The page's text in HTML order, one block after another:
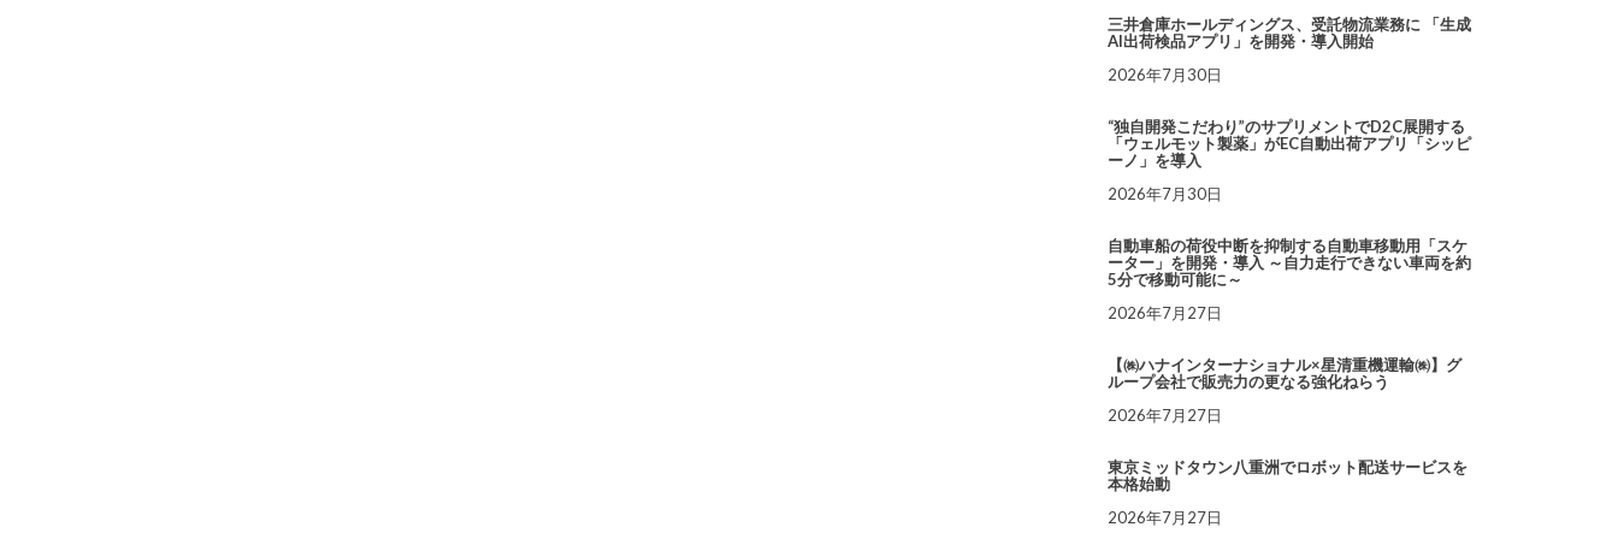
三井倉庫ホールディングス、受託物流業務に 「生成
AI出荷検品アプリ」を開発・導入開始
2026年7月30日
“独自開発こだわり”のサプリメントでD2C展開する
「ウェルモット製薬」がEC自動出荷アプリ「シッピ
ーノ」を導入
2026年7月30日
自動車船の荷役中断を抑制する自動車移動用「スケ
ーター」を開発・導入 ～自力走行できない車両を約
5分で移動可能に～
2026年7月27日
【㈱ハナインターナショナル×星清重機運輸㈱】グ
ループ会社で販売力の更なる強化ねらう
2026年7月27日
東京ミッドタウン八重洲でロボット配送サービスを
本格始動
2026年7月27日